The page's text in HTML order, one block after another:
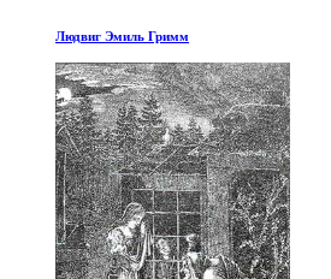
Людвиг Эмиль Гримм